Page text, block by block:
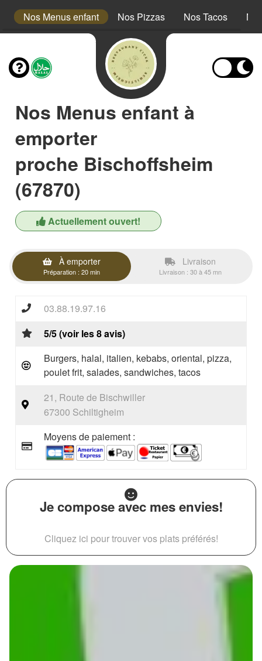
Nos Menus enfant Nos Pizzas Nos Tacos
Nos Menus enfant à
emporter
proche Bischoffsheim
(67870)
Actuellement ouvert!
À emporter
Préparation : 20 min
Livraison
Livraison : 30 à 45 mn
03.88.19.97.16
5/5 (voir les 8 avis)
Burgers, halal, italien, kebabs, oriental, pizza,
poulet frit, salades, sandwiches, tacos
21, Route de Bischwiller
67300 Schiltigheim
Moyens de paiement :
Je compose avec mes envies!
Cliquez ici pour trouver vos plats préférés!